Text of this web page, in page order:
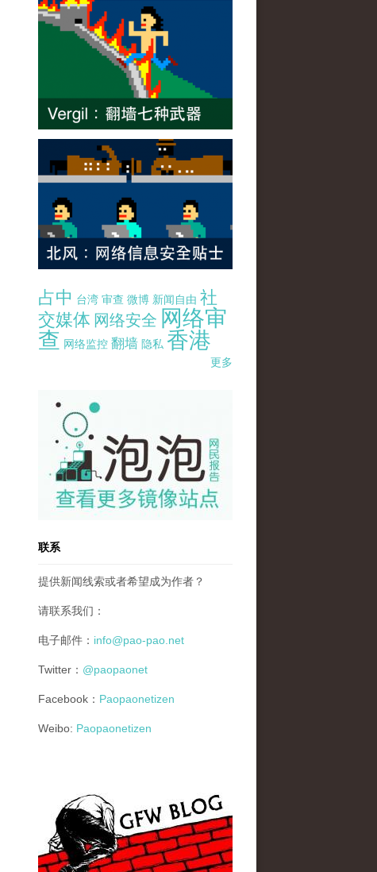
占中 台湾 审查 微博 新闻自由 社
交媒体 网络安全 网络审
查 网络监控 翻墙 隐私 香港
更多
pao-pao-banner-mirror-site-120814.jpg
联系
提供新闻线索或者希望成为作者？
请联系我们：
电子邮件： info@pao-pao.net
Twitter： @paopaonet
Facebook： Paopaonetizen
Weibo: Paopaonetizen
gfw_blog_small.jpg